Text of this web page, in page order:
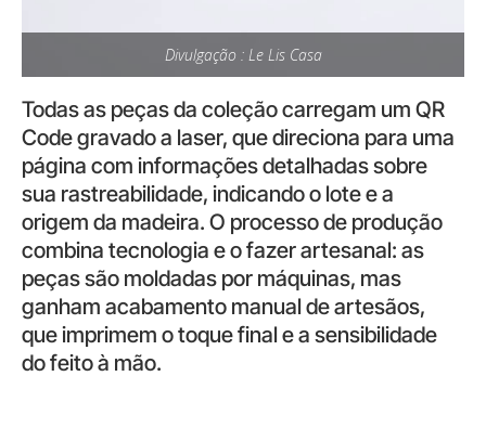
Divulgação : Le Lis Casa
Todas as peças da coleção carregam um QR
Code gravado a laser, que direciona para uma
página com informações detalhadas sobre
sua rastreabilidade, indicando o lote e a
origem da madeira. O processo de produção
combina tecnologia e o fazer artesanal: as
peças são moldadas por máquinas, mas
ganham acabamento manual de artesãos,
que imprimem o toque final e a sensibilidade
do feito à mão.